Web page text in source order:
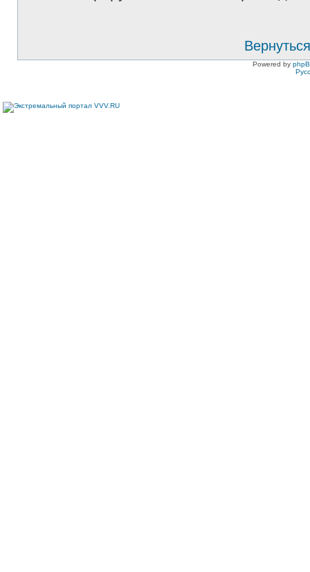
Powered by